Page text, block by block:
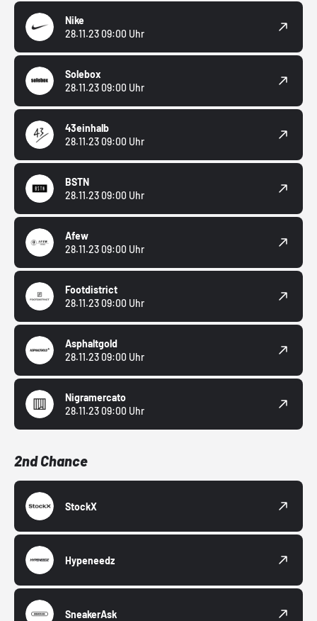
Nike
28.11.23 09:00 Uhr
Solebox
28.11.23 09:00 Uhr
43einhalb
28.11.23 09:00 Uhr
BSTN
28.11.23 09:00 Uhr
Afew
28.11.23 09:00 Uhr
Footdistrict
28.11.23 09:00 Uhr
Asphaltgold
28.11.23 09:00 Uhr
Nigramercato
28.11.23 09:00 Uhr
2nd Chance
StockX
Hypeneedz
SneakerAsk